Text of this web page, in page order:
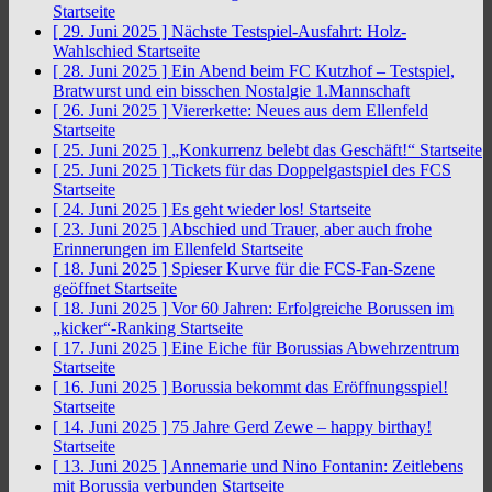
Startseite
[ 29. Juni 2025 ] Nächste Testspiel-Ausfahrt: Holz-
Wahlschied Startseite
[ 28. Juni 2025 ] Ein Abend beim FC Kutzhof – Testspiel,
Bratwurst und ein bisschen Nostalgie 1.Mannschaft
[ 26. Juni 2025 ] Viererkette: Neues aus dem Ellenfeld
Startseite
[ 25. Juni 2025 ] „Konkurrenz belebt das Geschäft!“ Startseite
[ 25. Juni 2025 ] Tickets für das Doppelgastspiel des FCS
Startseite
[ 24. Juni 2025 ] Es geht wieder los! Startseite
[ 23. Juni 2025 ] Abschied und Trauer, aber auch frohe
Erinnerungen im Ellenfeld Startseite
[ 18. Juni 2025 ] Spieser Kurve für die FCS-Fan-Szene
geöffnet Startseite
[ 18. Juni 2025 ] Vor 60 Jahren: Erfolgreiche Borussen im
„kicker“-Ranking Startseite
[ 17. Juni 2025 ] Eine Eiche für Borussias Abwehrzentrum
Startseite
[ 16. Juni 2025 ] Borussia bekommt das Eröffnungsspiel!
Startseite
[ 14. Juni 2025 ] 75 Jahre Gerd Zewe – happy birthay!
Startseite
[ 13. Juni 2025 ] Annemarie und Nino Fontanin: Zeitlebens
mit Borussia verbunden Startseite